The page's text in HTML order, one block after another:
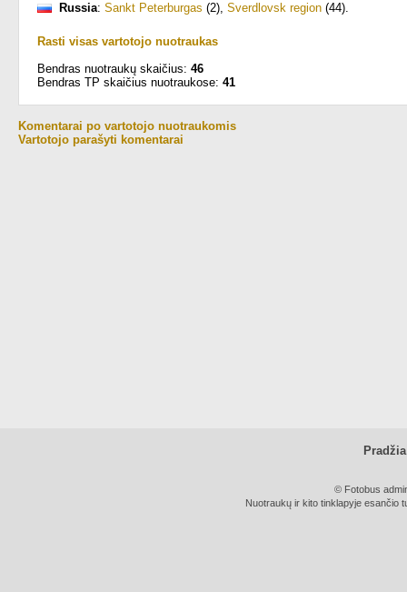
Russia: Sankt Peterburgas (2), Sverdlovsk region (44).
Rasti visas vartotojo nuotraukas
Bendras nuotraukų skaičius: 46
Bendras TP skaičius nuotraukose: 41
Komentarai po vartotojo nuotraukomis
Vartotojo parašyti komentarai
Pradžia
© Fotobus
Nuotraukų ir kito tinklapyje esančio